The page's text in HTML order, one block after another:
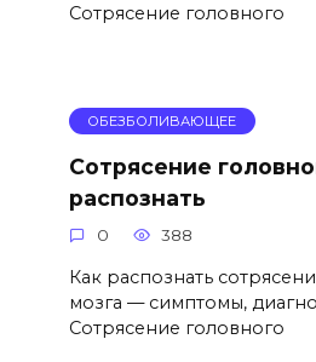
Сотрясение головного
ОБЕЗБОЛИВАЮЩЕЕ
Сотрясение
распознать
0 388
Как распознать
мозга — симптомы,
Сотрясение головного